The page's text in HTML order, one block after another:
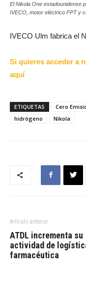
El Nikola One estadounidense
IVECO, motor eléctrico FPT y
IVECO Ulm fabrica el
Si quieres acceder a
aquí
ETIQUETAS Cero
hidrógeno
Nikola
Artículo anterior
ATDL incrementa su
actividad de
farmacéutica